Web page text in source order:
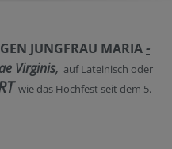
JUNGFRAU MARIA-
Virginis, auf Lateinisch oder
wie das Hochfest seit dem 5.